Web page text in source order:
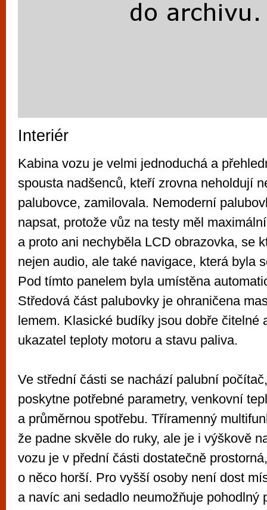
Interiér
Kabina vozu je velmi jednoduchá a
spousta nadšenců, kteří zrovna neholdují
palubovce, zamilovala. Nemoderní
napsat, protože vůz na testy měl
a proto ani nechyběla LCD obrazovka, se
nejen audio, ale také navigace, která byla
Pod tímto panelem byla umístěna
Středová část palubovky je ohraničena
lemem. Klasické budíky jsou dobře čitelné
ukazatel teploty motoru a stavu paliva.
Ve střední části se nachází palubní
poskytne potřebné parametry, venkovní
a průměrnou spotřebu. Tříramenný
že padne skvěle do ruky, ale je i výškově
vozu je v přední části dostatečně
o něco horší. Pro vyšší osoby není dost
a navíc ani sedadlo neumožňuje pohodlný